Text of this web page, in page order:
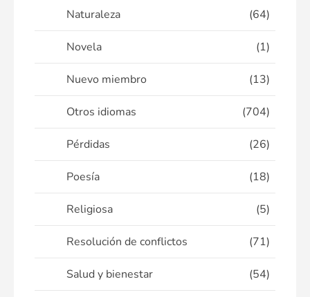
Naturaleza (64)
Novela (1)
Nuevo miembro (13)
Otros idiomas (704)
Pérdidas (26)
Poesía (18)
Religiosa (5)
Resolución de conflictos (71)
Salud y bienestar (54)